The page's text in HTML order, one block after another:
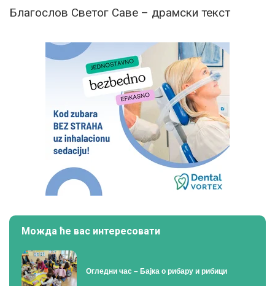
Благослов Светог Саве – драмски текст
Можда ће вас интересовати
Огледни час – Бајка о рибару и рибици